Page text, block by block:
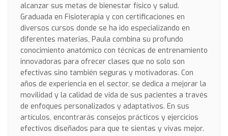
alcanzar sus metas de bienestar físico y salud.
Graduada en Fisioterapia y con certificaciones en
diversos cursos donde se ha ido especializando en
diferentes materias, Paula combina su profundo
conocimiento anatómico con técnicas de entrenamiento
innovadoras para ofrecer clases que no solo son
efectivas sino también seguras y motivadoras. Con
años de experiencia en el sector, se dedica a mejorar la
movilidad y la calidad de vida de sus pacientes a través
de enfoques personalizados y adaptativos. En sus
artículos, encontrarás consejos prácticos y ejercicios
efectivos diseñados para que te sientas y vivas mejor.